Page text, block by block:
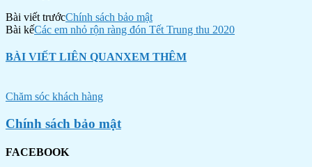
Bài viết trướcChính sách bảo mật
Bài kếCác em nhỏ rộn ràng đón Tết Trung thu 2020
BÀI VIẾT LIÊN QUANXEM THÊM
Chăm sóc khách hàng
Chính sách bảo mật
FACEBOOK